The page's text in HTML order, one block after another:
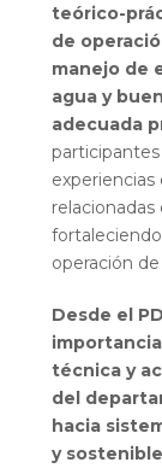
teórico-
de
manejo de
agua y
adecuada
fortaleciendo
operación
Desde el
técnica y
del
hacia
y